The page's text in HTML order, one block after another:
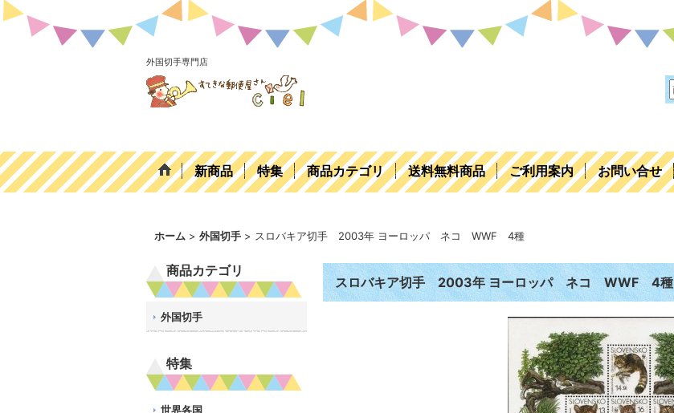
外国切手専門店
新商品 特集 商品カテゴリ 送料無料商品 ご利用案内 お問い合せ
ホーム > 外国切手 > スロバキア切手 2003年 ヨーロッパ ネコ WWF 4種
商品カテゴリ
外国切手
特集
世界各国
スロバキア切手 2003年 ヨーロッパ ネコ WWF 4種